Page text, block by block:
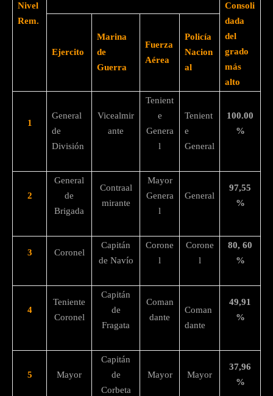
Nivel
Rem.
Consoli
dada
del
grado
más
alto
Ejercito
Marina
de
Guerra
Fuerza
Aérea
Policía
Nacion
al
1
General
de
División
Vicealmir
ante
Tenient
e
Genera
l
Tenient
e
General
100.00
%
2
General
de
Brigada
Contraal
mirante
Mayor
Genera
l
General
97,55
%
3 Coronel
Capitán
de Navío
Corone
l
Corone
l
80, 60
%
4
Teniente
Coronel
Capitán
de
Fragata
Coman
dante
Coman
dante
49,91
%
5 Mayor
Capitán
de
Corbeta
Mayor Mayor
37,96
%